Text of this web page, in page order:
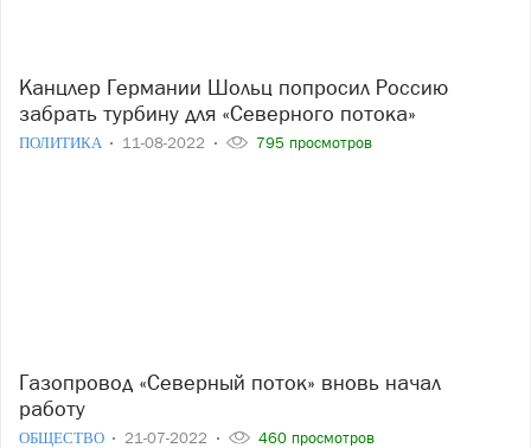
Канцлер Германии Шольц попросил Россию
забрать турбину для «Северного потока»
ПОЛИТИКА 11-08-2022 795 просмотров
Газопровод «Северный поток» вновь начал
работу
ОБЩЕСТВО 21-07-2022 460 просмотров